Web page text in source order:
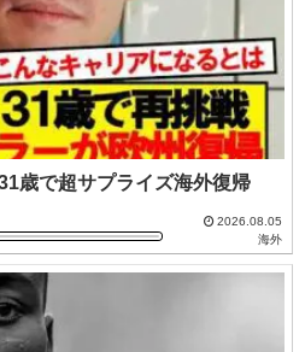
歳で超サプライズ海外復帰
2026.08.05
海外